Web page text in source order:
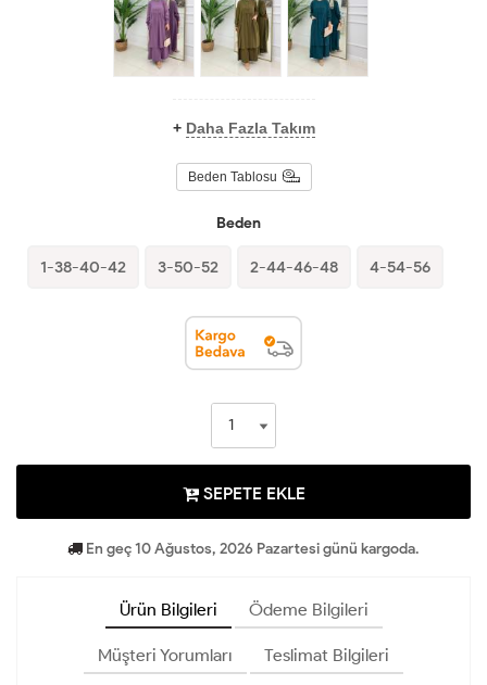
+ Daha Fazla Takım
Beden Tablosu
Beden
1-38-40-42 3-50-52 2-44-46-48 4-54-56
SEPETE EKLE
En geç 10 Ağustos, 2026 Pazartesi günü kargoda.
Ürün Bilgileri Ödeme Bilgileri
Müşteri Yorumları Teslimat Bilgileri